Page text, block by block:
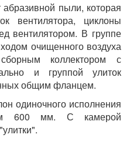
пыли, которая
вентилятора, циклоны
вентилятором. В группе
очищенного воздуха
коллектором с
и группой улиток
общим фланцем.
одиночного исполнения
600 мм. С камерой